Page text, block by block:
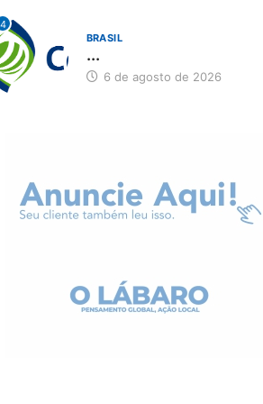
4
BRASIL
...
6 de agosto de 2026